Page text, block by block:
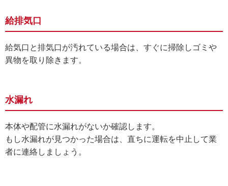
給排気口
給気口と排気口が汚れている場合は、すぐに掃除しゴミや
異物を取り除きます。
水漏れ
本体や配管に水漏れがないか確認します。
もし水漏れが見つかった場合は、直ちに運転を中止して業
者に連絡しましょう。